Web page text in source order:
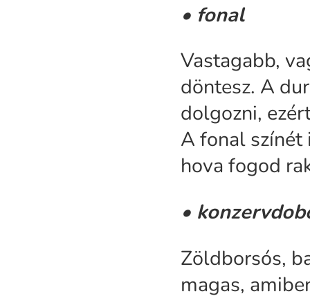
• fonal
Vastagabb,
döntesz. A
dolgozni,
A fonal színét
hova fogod
•
Zöldborsós,
magas,